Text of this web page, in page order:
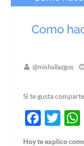
Como
@mishallazgos
Si te gusta
Hoy te explico